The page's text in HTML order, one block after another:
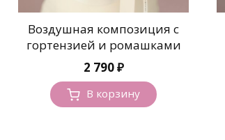
Воздушная композиция с
гортензией и ромашками
2 790₽
В корзину